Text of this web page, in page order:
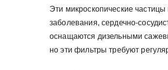
Эти микроскопические
заболевания, сердечно-
оснащаются дизельными
но эти фильтры требуют